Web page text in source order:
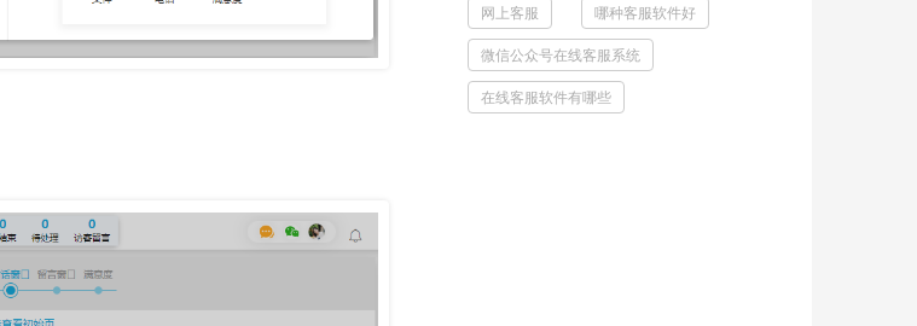
网上客服 哪种客服软件好
微信公众号在线客服系统
在线客服软件有哪些